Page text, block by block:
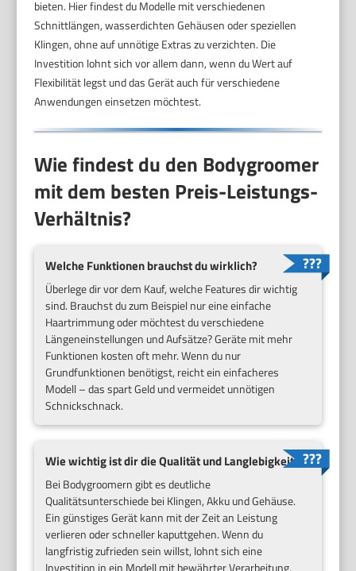
bieten. Hier findest du Modelle mit verschiedenen
Schnittlängen, wasserdichten Gehäusen oder speziellen
Klingen, ohne auf unnötige Extras zu verzichten. Die
Investition lohnt sich vor allem dann, wenn du Wert auf
Flexibilität legst und das Gerät auch für verschiedene
Anwendungen einsetzen möchtest.
Wie findest du den Bodygroomer
mit dem besten Preis-Leistungs-
Verhältnis?
Welche Funktionen brauchst du wirklich?
Überlege dir vor dem Kauf, welche Features dir wichtig
sind. Brauchst du zum Beispiel nur eine einfache
Haartrimmung oder möchtest du verschiedene
Längeneinstellungen und Aufsätze? Geräte mit mehr
Funktionen kosten oft mehr. Wenn du nur
Grundfunktionen benötigst, reicht ein einfacheres
Modell – das spart Geld und vermeidet unnötigen
Schnickschnack.
Wie wichtig ist dir die Qualität und Langlebigkeit?
Bei Bodygroomern gibt es deutliche
Qualitätsunterschiede bei Klingen, Akku und Gehäuse.
Ein günstiges Gerät kann mit der Zeit an Leistung
verlieren oder schneller kaputtgehen. Wenn du
langfristig zufrieden sein willst, lohnt sich eine
Investition in ein Modell mit bewährter Verarbeitung,